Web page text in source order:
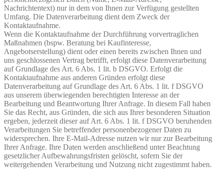
Nachrichtentext) nur in dem von Ihnen zur Verfügung gestellten
Umfang. Die Datenverarbeitung dient dem Zweck der
Kontaktaufnahme.
Wenn die Kontaktaufnahme der Durchführung vorvertraglichen
Maßnahmen (bspw. Beratung bei Kaufinteresse,
Angebotserstellung) dient oder einen bereits zwischen Ihnen und
uns geschlossenen Vertrag betrifft, erfolgt diese Datenverarbeitung
auf Grundlage des Art. 6 Abs. 1 lit. b DSGVO. Erfolgt die
Kontaktaufnahme aus anderen Gründen erfolgt diese
Datenverarbeitung auf Grundlage des Art. 6 Abs. 1 lit. f DSGVO
aus unserem überwiegenden berechtigten Interesse an der
Bearbeitung und Beantwortung Ihrer Anfrage. In diesem Fall haben
Sie das Recht, aus Gründen, die sich aus Ihrer besonderen Situation
ergeben, jederzeit dieser auf Art. 6 Abs. 1 lit. f DSGVO beruhenden
Verarbeitungen Sie betreffender personenbezogener Daten zu
widersprechen. Ihre E-Mail-Adresse nutzen wir nur zur Bearbeitung
Ihrer Anfrage. Ihre Daten werden anschließend unter Beachtung
gesetzlicher Aufbewahrungsfristen gelöscht, sofern Sie der
weitergehenden Verarbeitung und Nutzung nicht zugestimmt haben.